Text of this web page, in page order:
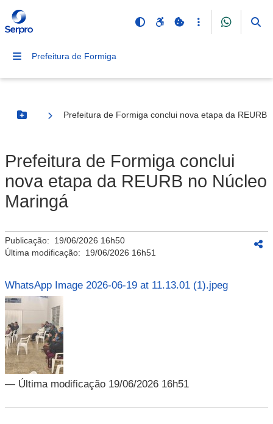
Prefeitura de Formiga
Botão Menu
Prefeitura de Formiga conclui nova etapa da REURB
Prefeitura de Formiga conclui
nova etapa da REURB no Núcleo
Maringá
Publicação: 19/06/2026 16h50
Última modificação: 19/06/2026 16h51
WhatsApp Image 2026-06-19 at 11.13.01 (1).jpeg
— Última modificação 19/06/2026 16h51